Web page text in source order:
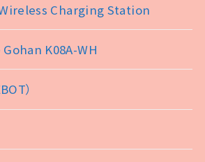
Charging Station
K08A-WH
）